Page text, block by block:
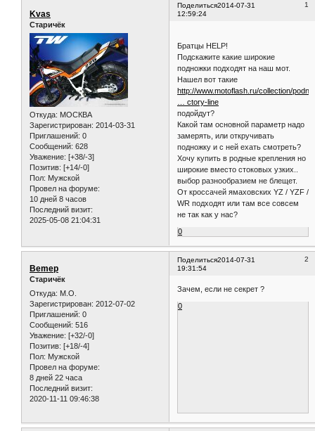
Поделиться 1
2014-07-31
12:59:24
Kvas
Старичёк
Откуда: МОСКВА
Зарегистрирован: 2014-03-31
Приглашений: 0
Сообщений: 628
Уважение: [+38/-3]
Позитив: [+14/-0]
Пол: Мужской
Провел на форуме:
10 дней 8 часов
Последний визит:
2025-05-08 21:04:31
Братцы HELP!
Подскажите какие широкие
подножки подходят на наш мот.
Нашел вот такие
http://www.motoflash.ru/collection/podn
… ctory-line
подойдут?
Какой там основной параметр надо
замерять, или откручивать
подножку и с ней ехать смотреть?
Хочу купить в родные крепления но
широкие вместо стоковых узких..
выбор разнообразием не блещет.
От кроссачей ямаховских YZ / YZF /
WR подходят или там все совсем
не так как у нас?
0
Поделиться 2
2014-07-31
19:31:54
Bemep
Старичёк
Откуда: М.О.
Зарегистрирован: 2012-07-02
Приглашений: 0
Сообщений: 516
Уважение: [+32/-0]
Позитив: [+18/-4]
Пол: Мужской
Провел на форуме:
8 дней 22 часа
Последний визит:
2020-11-11 09:46:38
Зачем, если не секрет ?
0